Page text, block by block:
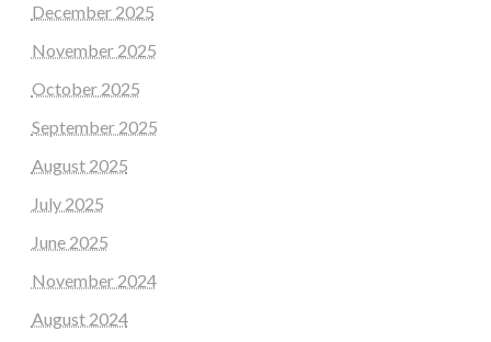
December 2025
November 2025
October 2025
September 2025
August 2025
July 2025
June 2025
November 2024
August 2024